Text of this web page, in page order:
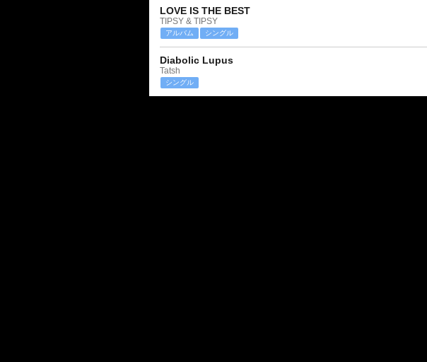
LOVE IS THE BEST
TIPSY & TIPSY
アルバム シングル
Diabolic Lupus
Tatsh
シングル